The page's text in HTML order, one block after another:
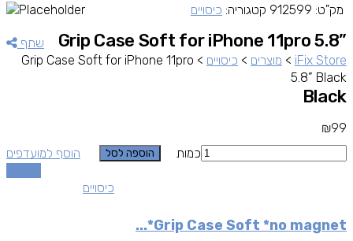
שתף
iFix Store
> מוצרים > כיסויים >
Grip Case Soft for iPhone 11pro
5.8” Black
Grip Case Soft for iPhone 11pro 5.8”
Black
₪99
כמות
הוספה לסל
הוסף למועדפים
מק"ט: 912599 קטגוריה: כיסויים
כיסויים
Grip Case Soft *no magnet*...